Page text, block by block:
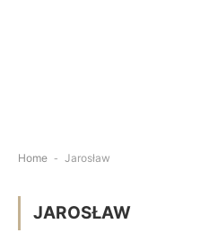
Home - Jarosław
JAROSŁAW